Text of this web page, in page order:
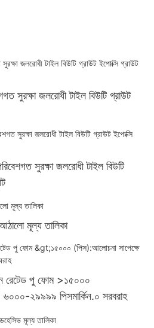
সুরক্ষা জলরোধী টাইল বিউটি গ্রাউট
সুরক্ষা জলরোধী টাইল বিউটি
মূল্য তালিকা
রেটেড পু ফোম >১৫০০০
২৯৯৯৯ পিসমার্কিন.০ সরবরাহ